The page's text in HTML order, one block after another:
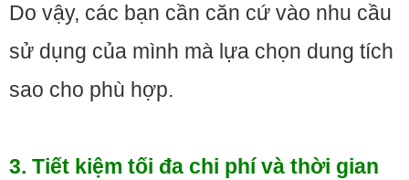
Do vậy, các bạn cần căn cứ vào nhu cầu
sử dụng của mình mà lựa chọn dung tích
sao cho phù hợp.
3. Tiết kiệm tối đa chi phí và thời gian